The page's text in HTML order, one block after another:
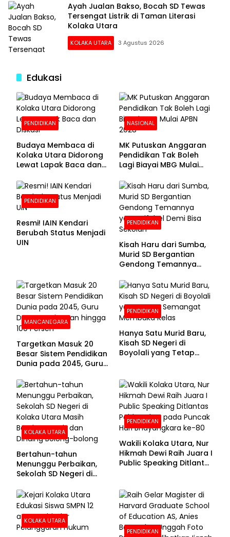
Ayah Jualan Bakso, Bocah SD Tewas
Tersengat Listrik di Taman Literasi
Kolaka Utara
KOLAKA UTARA 3 Agustus 2026
Edukasi
PENDIDIKAN
Budaya Membaca di
Kolaka Utara Didorong
Lewat Lapak Baca dan
NASIONAL
MK Putuskan Anggaran
Pendidikan Tak Boleh
Lagi Biayai MBG Mulai
PENDIDIKAN
Resmi! IAIN Kendari
Berubah Status Menjadi
UIN
PENDIDIKAN
Kisah Haru dari Sumba,
Murid SD Bergantian
Gendong Temannya
Sekolah
MANCANEGARA
Targetkan Masuk 20
Besar Sistem Pendidikan
Dunia pada 2045, Guru
100 Persen
PENDIDIKAN
Hanya Satu Murid Baru,
Kisah SD Negeri di
Boyolali yang Tetap
KOLAKA UTARA
Bertahun-tahun
Menunggu Perbaikan,
Sekolah SD Negeri di
Beralas Tanah dan
Dinding Bolong-bolong
PENDIDIKAN
Wakili Kolaka Utara, Nur
Hikmah Dewi Raih Juara I
Public Speaking Ditlantas
Bhayangkara ke-80
KOLAKA UTARA
PENDIDIKAN